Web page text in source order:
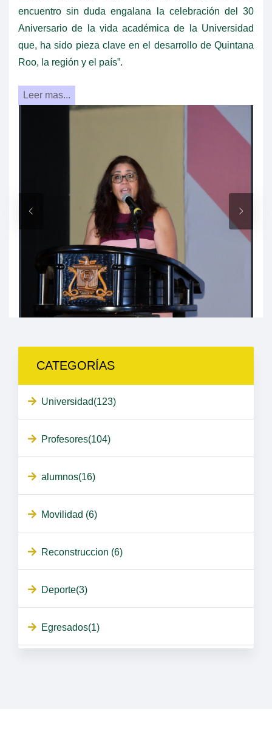
encuentro sin duda engalana la celebración del 30
Aniversario de la vida académica de la Universidad
que, ha sido pieza clave en el desarrollo de Quintana
Roo, la región y el país”.
Leer mas...
CATEGORÍAS
Universidad(123)
Profesores(104)
alumnos(16)
Movilidad (6)
Reconstruccion (6)
Deporte(3)
Egresados(1)